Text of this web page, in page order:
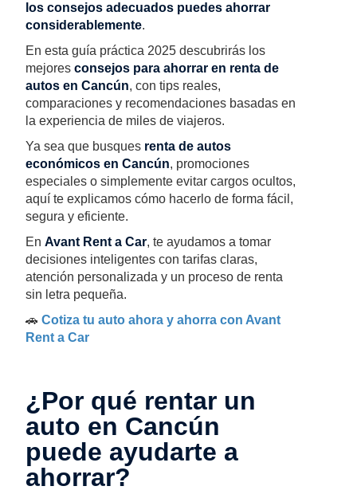
los consejos adecuados puedes ahorrar
considerablemente.
En esta guía práctica 2025 descubrirás los
mejoresconsejos para ahorrar en renta de
autos en Cancún, con tips reales,
comparaciones y recomendaciones basadas en
la experiencia de miles de viajeros.
Ya sea que busques renta de autos
económicos en Cancún, promociones
especiales o simplemente evitar cargos ocultos,
aquí te explicamos cómo hacerlo de forma fácil,
segura y eficiente.
EnAvant Rent a Car, te ayudamos a tomar
decisiones inteligentes con tarifas claras,
atención personalizada y un proceso de renta
sin letra pequeña.
🚗 Cotiza tu auto ahora y ahorra con Avant
Rent a Car
¿Por qué rentar un
auto en Cancún
puede ayudarte a
ahorrar?